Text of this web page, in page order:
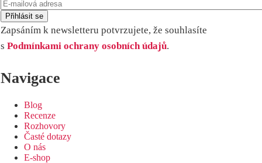
Zapsáním k newsletteru potvrzujete, že souhlasíte
s Podmínkami ochrany osobních údajů.
Navigace
Blog
Recenze
Rozhovory
Časté dotazy
O nás
E-shop